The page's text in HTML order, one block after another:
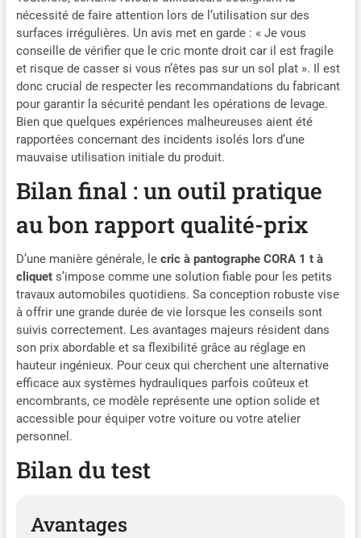
nécessité de faire attention lors de l’utilisation sur des
surfaces irrégulières. Un avis met en garde : « Je vous
conseille de vérifier que le cric monte droit car il est fragile
et risque de casser si vous n’êtes pas sur un sol plat ». Il est
donc crucial de respecter les recommandations du fabricant
pour garantir la sécurité pendant les opérations de levage.
Bien que quelques expériences malheureuses aient été
rapportées concernant des incidents isolés lors d’une
mauvaise utilisation initiale du produit.
Bilan final : un outil pratique
au bon rapport qualité-prix
D’une manière générale, le cric à pantographe CORA 1 t à
cliquets’impose comme une solution fiable pour les petits
travaux automobiles quotidiens. Sa conception robuste vise
à offrir une grande durée de vie lorsque les conseils sont
suivis correctement. Les avantages majeurs résident dans
son prix abordable et sa flexibilité grâce au réglage en
hauteur ingénieux. Pour ceux qui cherchent une alternative
efficace aux systèmes hydrauliques parfois coûteux et
encombrants, ce modèle représente une option solide et
accessible pour équiper votre voiture ou votre atelier
personnel.
Bilan du test
Avantages